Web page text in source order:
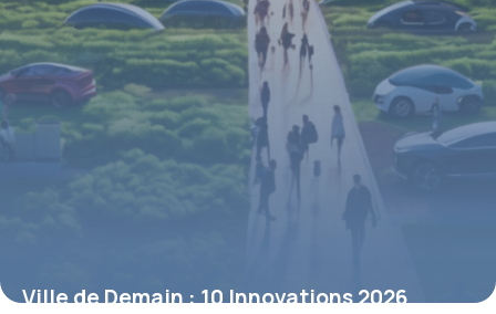
Ville de Demain : 10 Innovations 2026